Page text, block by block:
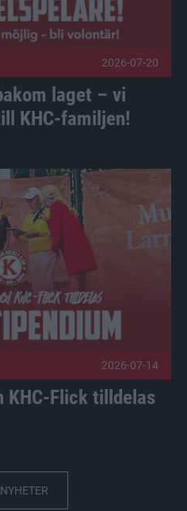
2026-07-20
laget – vi
KHC-familjen!
tilldelas Lions Stipendium
2026-07-14
KHC-Flick tilldelas